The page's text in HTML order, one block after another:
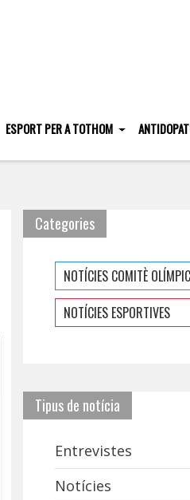
ESPORT PER A TOTHOM
Categories
NOTÍCIES COMITÈ
NOTÍCIES ESPORTIVES
Tipus de notícia
Entrevistes
Notícies